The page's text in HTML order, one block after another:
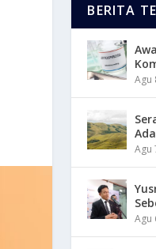
BERITA
Agu
Agu
Agu